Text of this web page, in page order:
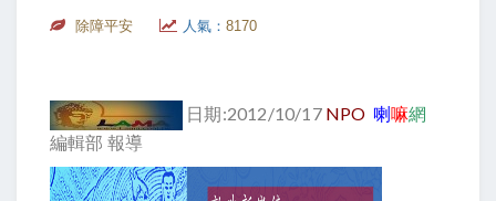
除障平安 人氣： 8170
日期:2012/10/17 NPO 喇嘛網
編輯部 報導